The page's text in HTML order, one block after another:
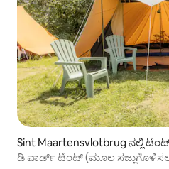
Sint Maartensvlotbrug ನಲ್ಲಿ
ಡಿ ವಾರ್ಡ್ ಟೆಂಟ್ (ಮೂಲ